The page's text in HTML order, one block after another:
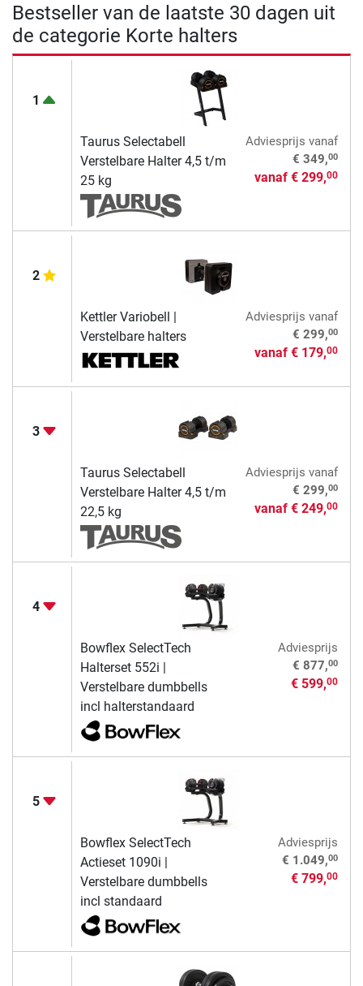
Bestseller van de laatste 30 dagen uit
de categorie Korte halters
1
Taurus Selectabell
Verstelbare Halter 4,5 t/m
25 kg
Adviesprijs vanaf
€ 349,00
vanaf € 299,00
2
Kettler Variobell |
Verstelbare halters
Adviesprijs vanaf
€ 299,00
vanaf € 179,00
3
Taurus Selectabell
Verstelbare Halter 4,5 t/m
22,5 kg
Adviesprijs vanaf
€ 299,00
vanaf € 249,00
4
Bowflex SelectTech
Halterset 552i |
Verstelbare dumbbells
incl halterstandaard
Adviesprijs
€ 877,00
€ 599,00
5
Bowflex SelectTech
Actieset 1090i |
Verstelbare dumbbells
incl standaard
Adviesprijs
€ 1.049,00
€ 799,00